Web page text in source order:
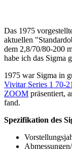
Das 1975
aktuellen
dem 2,8/70/80-200
habe ich das Sigma
1975 war Sigma in
Vivitar Series 1 70-
ZOOM präsentiert,
fand.
Spezifikation des